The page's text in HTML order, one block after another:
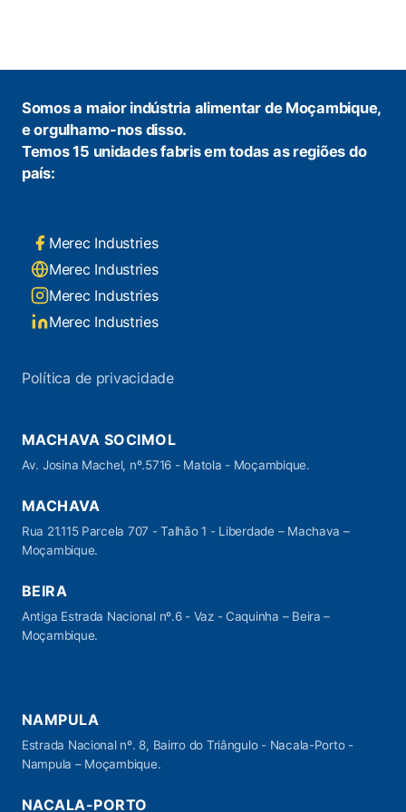
Somos a maior indústria alimentar de Moçambique,
e orgulhamo-nos disso.
Temos 15 unidades fabris em todas as regiões do
país:
Merec Industries
Merec Industries
Merec Industries
Merec Industries
Política de privacidade
MACHAVA SOCIMOL
Av. Josina Machel, nº.5716 - Matola - Moçambique.
MACHAVA
Rua 21.115 Parcela 707 - Talhão 1 - Liberdade – Machava –
Moçambique.
BEIRA
Antiga Estrada Nacional nº.6 - Vaz - Caquinha – Beira –
Moçambique.
NAMPULA
Estrada Nacional nº. 8, Bairro do Triângulo - Nacala-Porto -
Nampula – Moçambique.
NACALA-PORTO